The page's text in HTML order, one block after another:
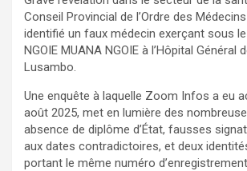
Conseil Provincial de l’Ordre des
identifié un faux médecin exerçant sous
NGOIE MUANA NGOIE à l’Hôpital Général
Lusambo.
Une enquête à laquelle Zoom Infos a eu
août 2025, met en lumière des
absence de diplôme d’État, fausses
aux dates contradictoires, et deux
portant le même numéro